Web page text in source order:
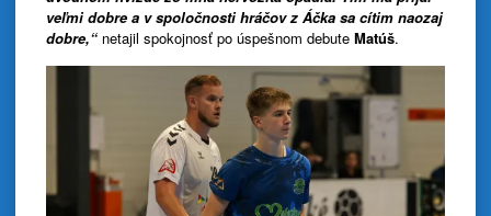
veľmi dobre a v spoločnosti hráčov z Áčka sa cítim naozaj
dobre,“ netajil spokojnosť po úspešnom debute Matúš.